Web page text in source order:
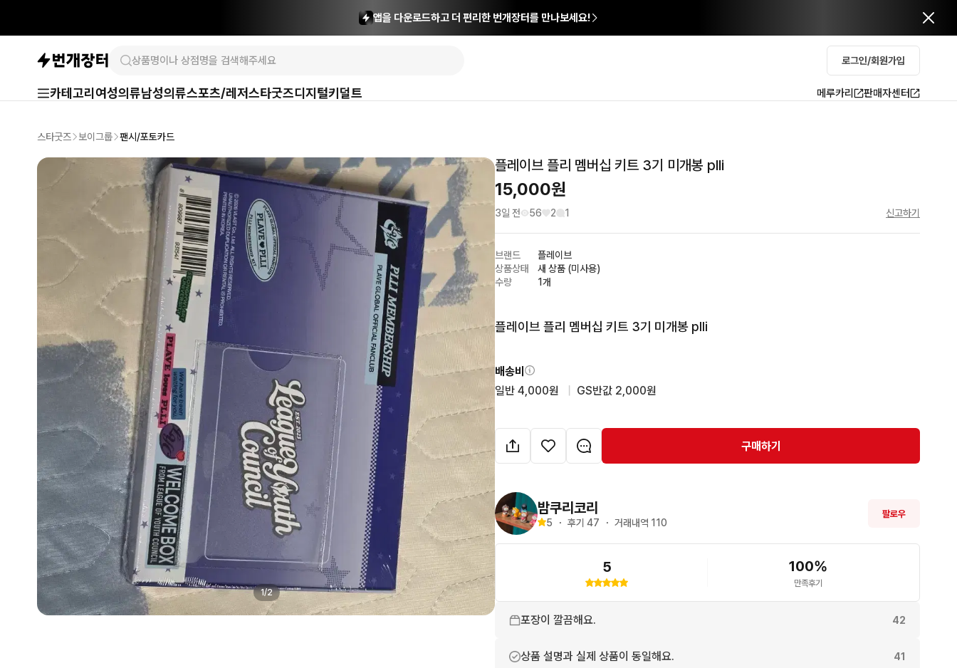
앱을 다운로드하고 더 편리한 번개장터를 만나보세요!
로그인/회원가입
카테고리 여성의류남성의류스포츠/레저스타굿즈디지털키덜트 메루카리 판매자센터
스타굿즈 보이그룹 팬시/포토카드
1/2
플레이브 플리 멤버십 키트 3기 미개봉 plli
15,000원
3일 전 56 2 1 신고하기
브랜드
플레이브
상품상태
새 상품 (미사용)
수량
1개
플레이브 플리 멤버십 키트 3기 미개봉 plli
배송비
일반 4,000원
GS반값 2,000원
구매하기
밤쿠리코리
5 ・ 후기 47 ・ 거래내역 110
팔로우
5 100%
만족후기
포장이 깔끔해요. 42
상품 설명과 실제 상품이 동일해요. 41